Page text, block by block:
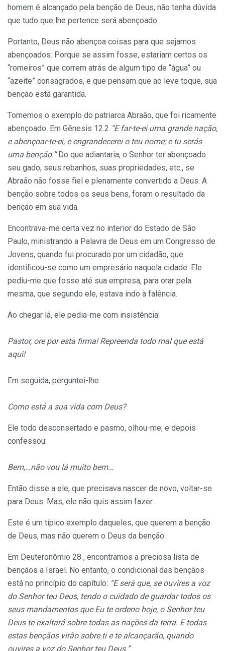
homem é alcançado pela benção de Deus, não tenha dúvida
que tudo que lhe pertence será abençoado.
Portanto, Deus não abençoa coisas para que sejamos
abençoados. Porque se assim fosse, estariam certos os
“romeiros” que correm atrás de algum tipo de “água” ou
“azeite” consagrados, e que pensam que ao leve toque, sua
benção está garantida.
Tomemos o exemplo do patriarca Abraão, que foi ricamente
abençoado: Em Gênesis 12.2 “E far-te-ei uma grande nação,
e abençoar-te-ei, e engrandecerei o teu nome; e tu serás
uma benção.”Do que adiantaria, o Senhor ter abençoado
seu gado, seus rebanhos, suas propriedades, etc., se
Abraão não fosse fiel e plenamente convertido a Deus. A
benção sobre todos os seus bens, foram o resultado da
benção em sua vida.
Encontrava-me certa vez no interior do Estado de São
Paulo, ministrando a Palavra de Deus em um Congresso de
Jovens, quando fui procurado por um cidadão, que
identificou-se como um empresário naquela cidade. Ele
pediu-me que fosse até sua empresa, para orar pela
mesma, que segundo ele, estava indo à falência.
Ao chegar lá, ele pedia-me com insistência:
Pastor, ore por esta firma! Repreenda todo mal que está
aqui!
Em seguida, perguntei-lhe:
Como está a sua vida com Deus?
Ele todo desconsertado e pasmo, olhou-me; e depois
confessou:
Bem,…não vou lá muito bem…
Então disse a ele, que precisava nascer de novo, voltar-se
para Deus. Mas, ele não quis assim fazer.
Este é um típico exemplo daqueles, que querem a benção
de Deus, mas não querem o Deus da benção.
Em Deuteronômio 28 , encontramos a preciosa lista de
bençãos a Israel. No entanto, o condicional das bençãos
está no princípio do capítulo: “E será que, se ouvires a voz
do Senhor teu Deus, tendo o cuidado de guardar todos os
seus mandamentos que Eu te ordeno hoje, o Senhor teu
Deus te exaltará sobre todas as nações da terra. E todas
estas bençãos virão sobre ti e te alcançarão, quando
ouvires a voz do Senhor teu Deus.”